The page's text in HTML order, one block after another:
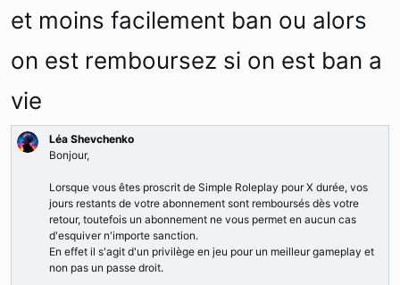
et moins facilement ban ou alors
on est remboursez si on est ban a
vie
Léa Shevchenko
Bonjour,
Lorsque vous êtes proscrit de Simple Roleplay pour X durée, vos
jours restants de votre abonnement sont remboursés dès votre
retour, toutefois un abonnement ne vous permet en aucun cas
d'esquiver n'importe sanction.
En effet il s'agit d'un privilège en jeu pour un meilleur gameplay et
non pas un passe droit.